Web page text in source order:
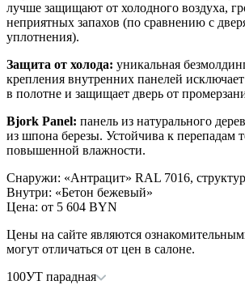
лучше защищают от холодного воздуха,
неприятных запахов (по сравнению с
уплотнения).
Защита от холода: уникальная
крепления внутренних панелей
в полотне и защищает дверь от
Bjork Panel: панель из натурального
из шпона березы. Устойчива к перепадам
повышенной влажности.
Снаружи: «Антрацит» RAL 7016,
Внутри: «Бетон бежевый»
Цена: от 5 604 BYN
Цены на сайте являются
могут отличаться от цен в салоне.
100УТ парадная